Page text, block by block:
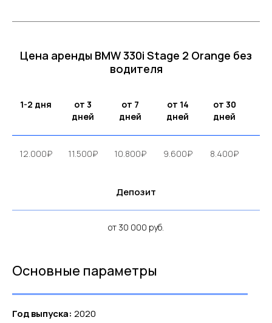
Цена аренды BMW 330i Stаgе 2 Orange без
водителя
1-2 дня
от 3
дней
от 7
дней
от 14
дней
от 30
дней
12.000₽ 11.500₽ 10.800₽ 9.600₽ 8.400₽
Депозит
от 30 000 руб.
Основные параметры
Год выпуска: 2020